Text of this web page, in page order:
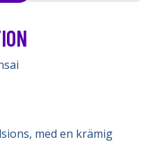
med en krämig